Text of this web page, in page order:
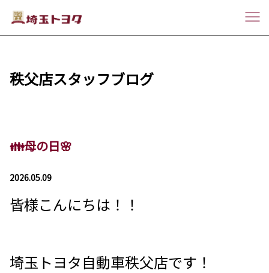
秩父店スタッフブログ
👪母の日🌸
2026.05.09
皆様こんにちは！！
埼玉トヨタ自動車秩父店です！